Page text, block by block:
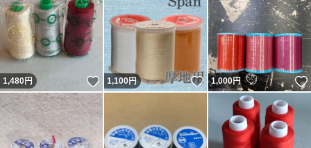
1,480円 いいね！
1,100円 いいね！
1,000円